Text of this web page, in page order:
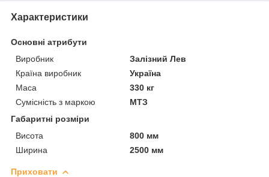
Характеристики
Основні атрибути
Виробник
Залізний Лев
Країна виробник
Україна
Маса
330 кг
Сумісність з маркою
МТЗ
Габаритні розміри
Висота
800 мм
Ширина
2500 мм
Приховати